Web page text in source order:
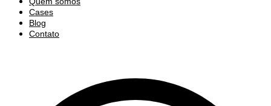
Cases
Blog
Contato